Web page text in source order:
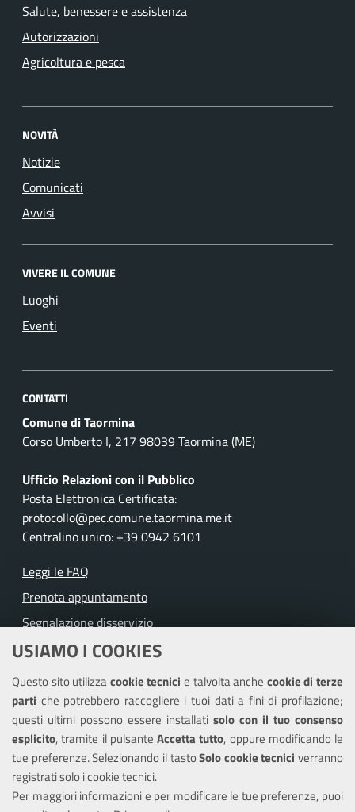
USIAMO I COOKIES
Questo sito utilizzacookie tecnicie talvolta anche cookie di terze
parti che potrebbero raccogliere i tuoi dati a fini di profilazione;
questi ultimi possono essere installati solo con il tuo consenso
esplicito, tramite il pulsante Accetta tutto, oppure modificando le
tue preferenze. Selezionando il tastoSolo cookie tecnici verranno
registrati solo i cookie tecnici.
Per maggiori informazioni e per modificare le tue preferenze, puoi
Salute, benessere e assistenza
Autorizzazioni
Agricoltura e pesca
NOVITÀ
Notizie
Comunicati
Avvisi
VIVERE IL COMUNE
Luoghi
Eventi
CONTATTI
Comune di Taormina
Corso Umberto I, 217 98039 Taormina (ME)
Ufficio Relazioni con il Pubblico
Posta Elettronica Certificata:
protocollo@pec.comune.taormina.me.it
Centralino unico: +39 0942 6101
Leggi le FAQ
Prenota appuntamento
Segnalazione disservizio
Richiesta assistenza
Amministrazione trasparente
Informativa privacy
Note legali
Piano di miglioramento del sito
Dichiarazione di accessibilità